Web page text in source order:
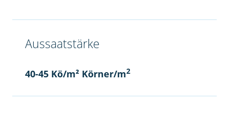
Aussaatstärke
40-45 Kö/m² Körner/m2